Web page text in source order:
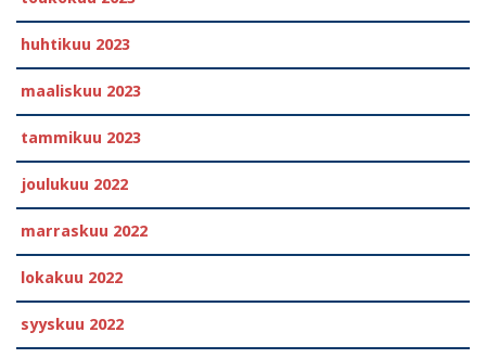
huhtikuu 2023
maaliskuu 2023
tammikuu 2023
joulukuu 2022
marraskuu 2022
lokakuu 2022
syyskuu 2022